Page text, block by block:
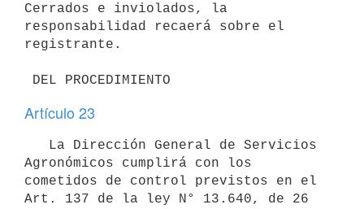
Cerrados e inviolados, la
responsabilidad recaerá sobre el
registrante.
DEL PROCEDIMIENTO
Artículo 23
Agronómicos cumplirá con los
cometidos de control previstos en el
Art. 137 de la ley N° 13.640, de 26